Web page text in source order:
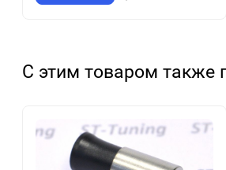
С этим товаром также